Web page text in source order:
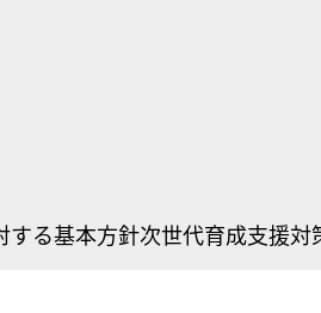
する基本方針次世代育成支援対